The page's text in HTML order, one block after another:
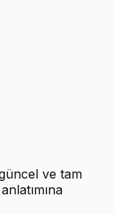
ve tam